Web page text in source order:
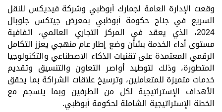
وقعت الإدارة العامة لجمارك أبوظبي وشركة فيديكس للنقل
السريع في جناح حكومة أبوظبي بمعرض جيتكس جلوبال
2024، الذي يعقد في المركز التجاري العالمي، اتفافية
مستوى أداء الخدمة بشأن وضع إطار عام منهجي يعزز التكامل
الرقمي المعتمدة على تقنيات الذكاء الاصطناعي والتكنولوجيا
المتطورة، وذلك لتوطيد أواصر التعاون والتنسيق وتقديم
خدمات متميزة للمتعاملين، وترسيخ علاقات الشراكة بما يحقق
الأهداف الإستراتيجية لكل من الطرفين وبما ينسجم مع
الخطة الإستراتيجية الشاملة لحكومة أبوظبي.